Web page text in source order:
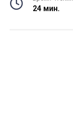
24 мин.